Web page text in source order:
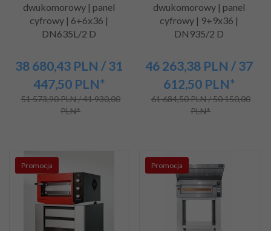
dwukomorowy | panel
cyfrowy | 6+6x36 |
DN635L/2 D
38 680,43 PLN / 31
447,50 PLN*
51 573,90 PLN / 41 930,00
PLN*
dwukomorowy | panel
cyfrowy | 9+9x36 |
DN935/2 D
46 263,38 PLN / 37
612,50 PLN*
61 684,50 PLN / 50 150,00
PLN*
Promocja Promocja